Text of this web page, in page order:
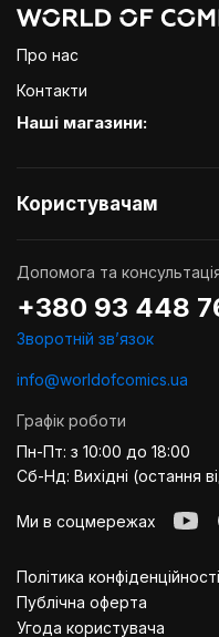
Про нас
Контакти
Наші магазини:
Користувачам
Допомога та
+380 93 448
Зворотній звʼязок
info@worldofcomics.ua
Графік роботи
Пн-Пт: з 10:00 до 18:00
Сб-Нд: Вихідні (остання
Ми в соцмережах
Політика конфіденційності
Публiчна оферта
Угода користувача